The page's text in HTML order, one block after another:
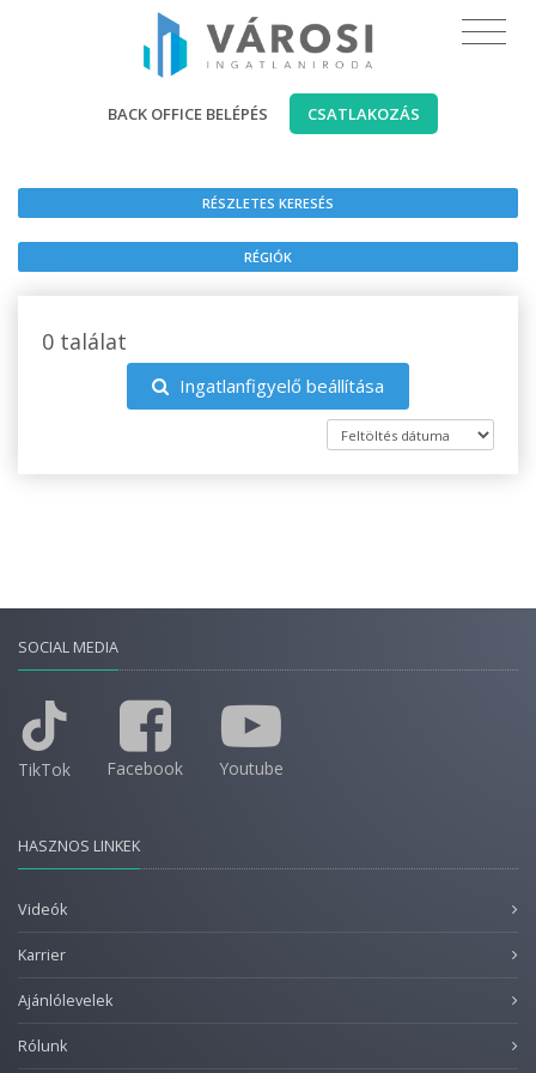
BACK OFFICE BELÉPÉS CSATLAKOZÁS
RÉSZLETES KERESÉS
RÉGIÓK
0 találat
Ingatlanfigyelő beállítása
SOCIAL MEDIA
TikTok Facebook Youtube
HASZNOS LINKEK
Videók
Karrier
Ajánlólevelek
Rólunk